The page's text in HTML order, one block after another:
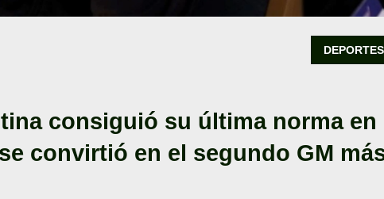
DEPORTES
consiguió su última norma en
convirtió en el segundo GM